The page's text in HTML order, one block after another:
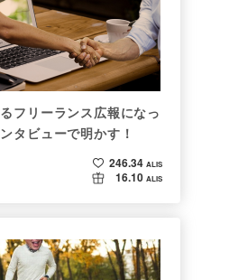
フリーランス広報になっ
タビューで明かす！
246.34 ALIS
16.10 ALIS